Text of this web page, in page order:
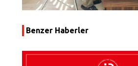
Benzer Haberler